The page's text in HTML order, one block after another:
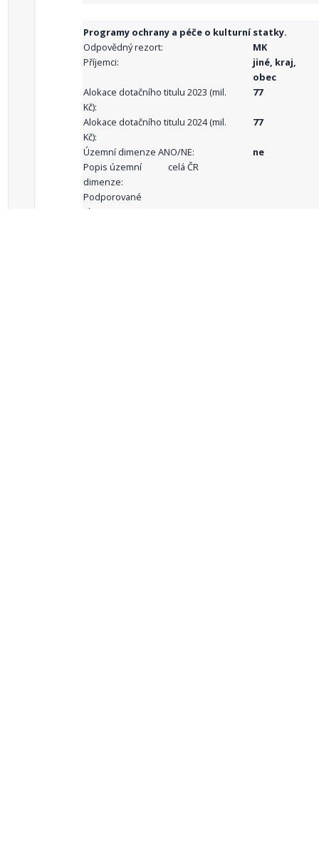
Programy ochrany a péče o kulturní statky.
Odpovědný rezort:
MK
Příjemci:
jiné, kraj,
obec
Alokace dotačního titulu 2023 (mil.
Kč):
77
Alokace dotačního titulu 2024 (mil.
Kč):
77
Územní dimenze ANO/NE:
ne
Popis územní
dimenze:
celá ČR
Podporované
aktivity: